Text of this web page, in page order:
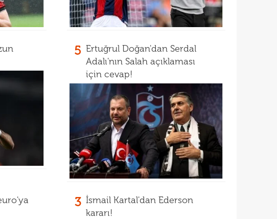
5 Ertuğrul Doğan'dan Serdal
Adalı'nın Salah açıklaması
için cevap!
3 İsmail Kartal'dan Ederson
kararı!